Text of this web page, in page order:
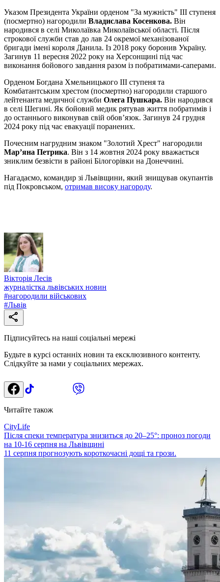
Указом Президента України орденом "За мужність" ІІІ ступеня
(посмертно) нагородили Владислава Косенкова. Він
народився в селі Миколаївка Миколаївської області. Після
строкової служби став до лав 24 окремої механізованої
бригади імені короля Данила. Із 2018 року боронив Україну.
Загинув 11 вересня 2022 року на Херсонщині під час
виконання бойового завдання разом із побратимами-саперами.
Орденом Богдана Хмельницького ІІІ ступеня та
Комбатантським хрестом (посмертно) нагородили старшого
лейтенанта медичної служби Олега Пушкара. Він народився
в селі Шегині. Як бойовий медик рятував життя побратимів і
до останнього виконував свій обов’язок. Загинув 24 грудня
2024 року під час евакуації поранених.
Почесним нагрудним знаком "Золотий Хрест" нагородили
Мар’яна Петрика. Він з 14 жовтня 2024 року вважається
зниклим безвісти в районі Білогорівки на Донеччині.
Нагадаємо, командир зі Львівщини, який знищував окупантів
під Покровськом, отримав високу нагороду.
Вікторія Лесів
журналістка львівських новин
#нагородили військових
#Львів
Підписуйтесь на наші соціальні мережі
Будьте в курсі останніх новин та ексклюзивного контенту.
Слідкуйте за нами у соціальних мережах.
Читайте також
CityLife
Після спеки температура знизиться до 20–25°: проноз погоди
на 10-16 серпня на Львівщині
11 серпня прогнозують короткочасні дощі та грози.